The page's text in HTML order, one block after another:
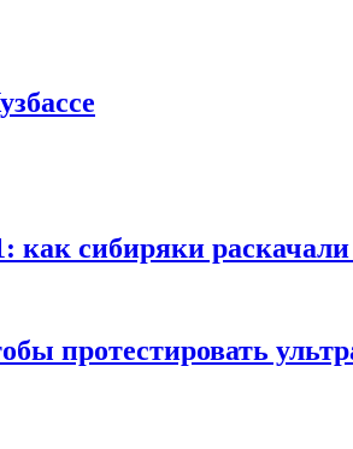
сибиряки
протестировать